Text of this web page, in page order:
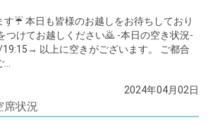
す☔️ 本日も皆様のお越しをお待ちしており
つけてお越しください🙇 -本日の空き状況-
以上に空きがございます。 ご都合
席状況
2024年04月02日